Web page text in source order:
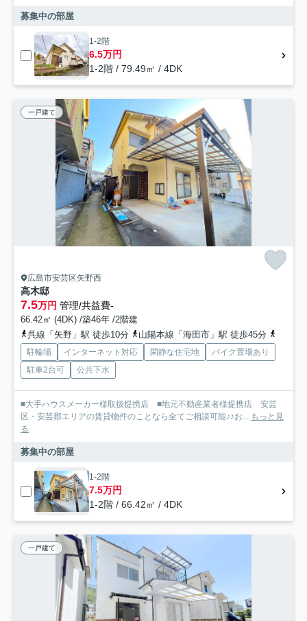
募集中の部屋
1-2階
6.5万円
1-2階 / 79.49㎡ / 4DK
一戸建て
広島市安芸区矢野西
高木邸
7.5万円 管理/共益費-
66.42㎡ (4DK) /築46年 /2階建
呉線「矢野」駅 徒歩10分
山陽本線「海田市」駅 徒歩45分
駐輪場 インターネット対応 閑静な住宅地
バイク置場あり
駐車2台可
公共下水
■大手ハウスメーカー様取扱提携店 ■地元不動産業者様提携店 安芸
区・安芸郡エリアの賃貸物件のことなら全てご相談可能♪♪お... もっと見
る
募集中の部屋
1-2階
7.5万円
1-2階 / 66.42㎡ / 4DK
一戸建て